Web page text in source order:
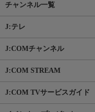
チャンネル一覧
J:テレ
J:COMチャンネル
J:COM STREAM
J:COM TVサービスガイド